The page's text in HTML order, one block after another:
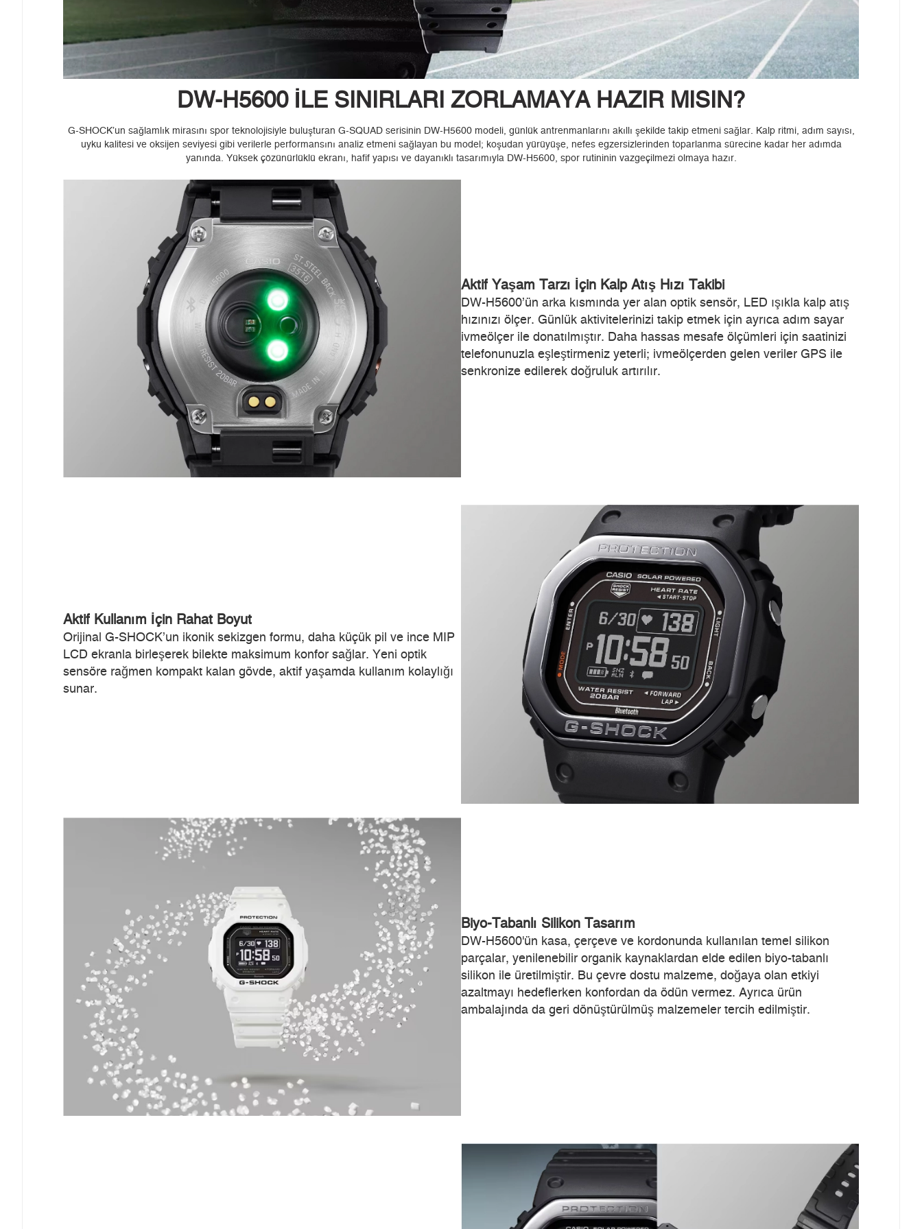
DW-H5600 İLE SINIRLARI ZORLAMAYA HAZIR MISIN?
G-SHOCK’un sağlamlık mirasını spor teknolojisiyle buluşturan G-SQUAD serisinin DW-H5600 modeli, günlük antrenmanlarını akıllı şekilde takip etmeni sağlar. Kalp ritmi, adım sayısı,
uyku kalitesi ve oksijen seviyesi gibi verilerle performansını analiz etmeni sağlayan bu model; koşudan yürüyüşe, nefes egzersizlerinden toparlanma sürecine kadar her adımda
yanında. Yüksek çözünürlüklü ekranı, hafif yapısı ve dayanıklı tasarımıyla DW-H5600, spor rutininin vazgeçilmezi olmaya hazır.
Aktif Yaşam Tarzı İçin Kalp Atış Hızı Takibi
DW-H5600’ün arka kısmında yer alan optik sensör, LED ışıkla kalp atış
hızınızı ölçer. Günlük aktivitelerinizi takip etmek için ayrıca adım sayar
ivmeölçer ile donatılmıştır. Daha hassas mesafe ölçümleri için saatinizi
telefonunuzla eşleştirmeniz yeterli; ivmeölçerden gelen veriler GPS ile
senkronize edilerek doğruluk artırılır.
Aktif Kullanım İçin Rahat Boyut
Orijinal G-SHOCK’un ikonik sekizgen formu, daha küçük pil ve ince MIP
LCD ekranla birleşerek bilekte maksimum konfor sağlar. Yeni optik
sensöre rağmen kompakt kalan gövde, aktif yaşamda kullanım kolaylığı
sunar.
Biyo-Tabanlı Silikon Tasarım
DW-H5600'ün kasa, çerçeve ve kordonunda kullanılan temel silikon
parçalar, yenilenebilir organik kaynaklardan elde edilen biyo-tabanlı
silikon ile üretilmiştir. Bu çevre dostu malzeme, doğaya olan etkiyi
azaltmayı hedeflerken konfordan da ödün vermez. Ayrıca ürün
ambalajında da geri dönüştürülmüş malzemeler tercih edilmiştir.